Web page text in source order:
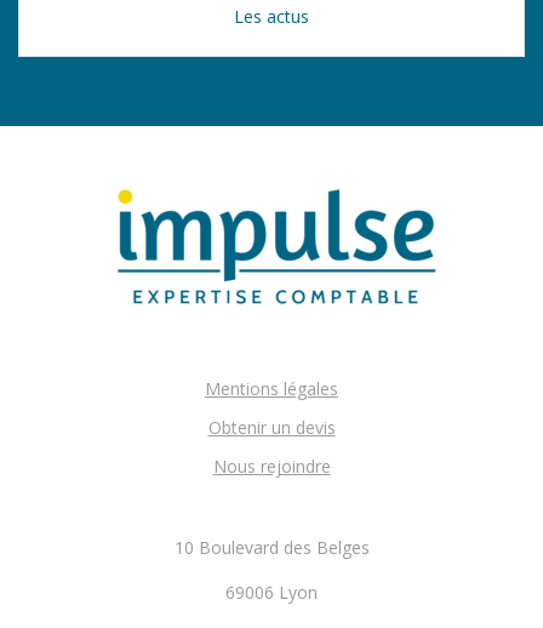
Les actus
Mentions légales
Obtenir un devis
Nous rejoindre
10 Boulevard des Belges
69006 Lyon